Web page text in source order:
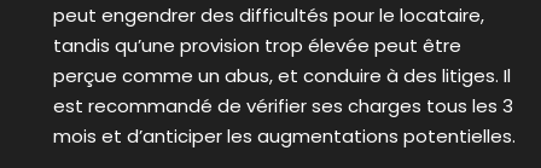
peut engendrer des difficultés pour le locataire,
tandis qu’une provision trop élevée peut être
perçue comme un abus, et conduire à des litiges. Il
est recommandé de vérifier ses charges tous les 3
mois et d’anticiper les augmentations potentielles.